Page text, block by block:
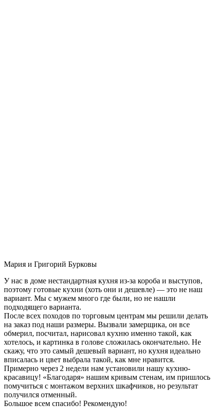
Мария и Григорий Бурковы
У нас в доме нестандартная кухня из-за короба и выступов,
поэтому готовые кухни (хоть они и дешевле) — это не наш
вариант. Мы с мужем много где были, но не нашли
подходящего варианта.
После всех походов по торговым центрам мы решили делать
на заказ под наши размеры. Вызвали замерщика, он все
обмерил, посчитал, нарисовал кухню именно такой, как
хотелось, и картинка в голове сложилась окончательно. Не
скажу, что это самый дешевый вариант, но кухня идеально
вписалась и цвет выбрала такой, как мне нравится.
Примерно через 2 недели нам установили нашу кухню-
красавицу! «Благодаря» нашим кривым стенам, им пришлось
помучиться с монтажом верхних шкафчиков, но результат
получился отменный.
Большое всем спасибо! Рекомендую!